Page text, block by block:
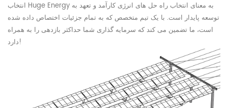
Huge Energy به معنای انتخاب راه حل های انرژی کارآمد و تعهد به
توسعه پایدار است. با یک تیم متخصص که به تمام جزئیات اختصاص داده شده
است، ما تضمین می کند که سرمایه گذاری شما حداکثر بازدهی را به همراه
دارد!